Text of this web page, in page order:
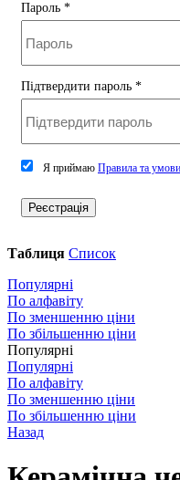
Пароль *
Підтвердити пароль *
Я приймаю Правила та умови
Реєстрація
Таблиця Список
Популярні
По алфавіту
По зменшенню ціни
По збільшенню ціни
Популярні
Популярні
По алфавіту
По зменшенню ціни
По збільшенню ціни
Назад